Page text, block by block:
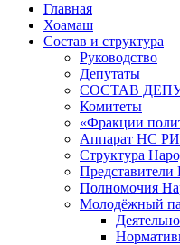
Главная
Хоамаш
Состав и структура
Руководство
Депутаты
СОСТАВ
Комитеты
«Фракции
Аппарат НС РИ
Структура
Полномочия
Молодёжный